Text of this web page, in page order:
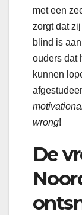
met een
zorgt dat zij
blind is
ouders dat
kunnen
wrong!
De